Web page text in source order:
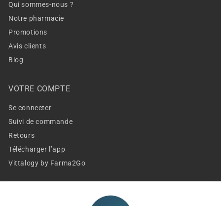
Qui sommes-nous ?
Notre pharmacie
Promotions
Avis clients
Blog
VOTRE COMPTE
Se connecter
Suivi de commande
Retours
Télécharger l’app
Vittalogy by Farma2Go